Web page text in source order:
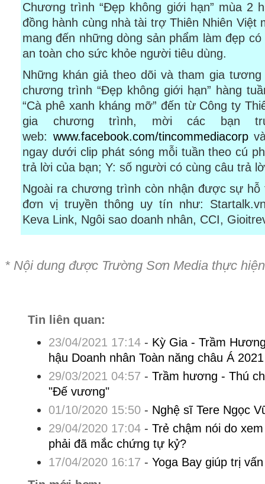
Chương trình “Đẹp không giới hạn” mùa 2
đồng hành cùng nhà tài trợ Thiên Nhiên Việt
mang đến những dòng sản phẩm làm đẹp
an toàn cho sức khỏe người tiêu dùng.
Những khán giả theo dõi và tham gia
chương trình “Đẹp không giới hạn” hàng
“Cà phê xanh kháng mỡ” đến từ Công ty
gia chương trình, mời các bạn
web: www.facebook.com/tincommediacorp
ngay dưới clip phát sóng mỗi tuần theo cú
trả lời của bạn; Y: số người có cùng câu trả
Ngoài ra chương trình còn nhận được sự hỗ
đơn vị truyền thông uy tín như:
Keva Link, Ngôi sao doanh nhân, CCI,
* Nội dung được Trường Sơn Media thực
Tin liên quan:
23/04/2021 17:14- Kỳ Gia - Trầm
hậu Doanh nhân Toàn năng châu Á 2021
29/03/2021 04:57 - Trầm hương - Thú
"Đế vương"
01/10/2020 15:50- Nghệ sĩ Tere Ngọc
29/04/2020 17:04- Trẻ chậm nói do
phải đã mắc chứng tự kỷ?
17/04/2020 16:17 - Yoga Bay giúp trị